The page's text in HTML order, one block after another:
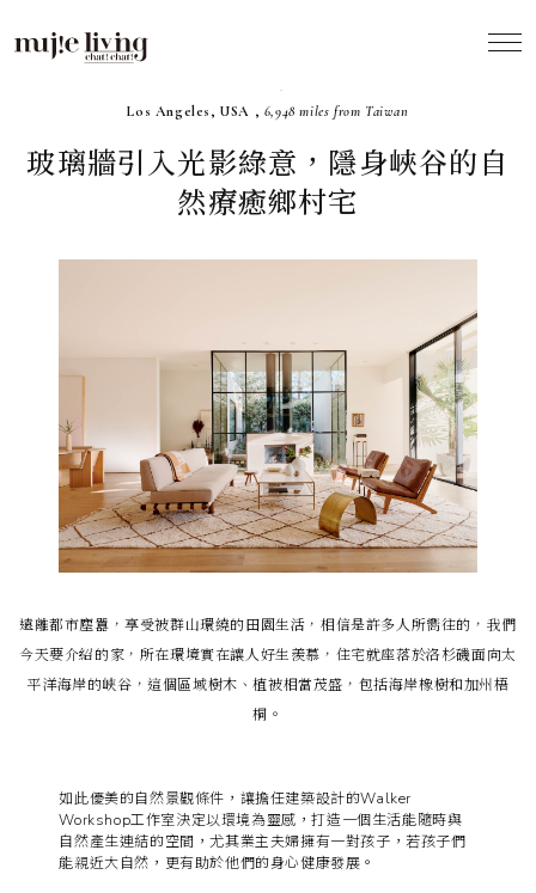
Los Angeles, USA , 6,948 miles from Taiwan
玻璃牆引入光影綠意，隱身峽谷的自
然療癒鄉村宅
遠離都市塵囂，享受被群山環繞的田園生活，相信是許多人所嚮往的，我們
今天要介紹的家，所在環境實在讓人好生羨慕，住宅就座落於洛杉磯面向太
平洋海岸的峽谷，這個區域樹木、植被相當茂盛，包括海岸橡樹和加州梧
桐。
如此優美的自然景觀條件，讓擔任建築設計的Walker
Workshop工作室決定以環境為靈感，打造一個生活能隨時與
自然產生連結的空間，尤其業主夫婦擁有一對孩子，若孩子們
能親近大自然，更有助於他們的身心健康發展。